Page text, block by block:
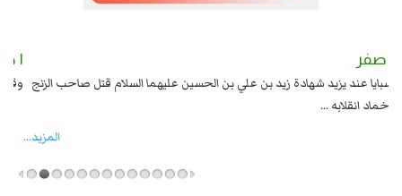
٢ صفر
السبايا عند يزيد شهادة زيد بن علي بن الحسين عليهما السلام قتل صاحب الزنج
واخماد انقلابه ...
المزید...